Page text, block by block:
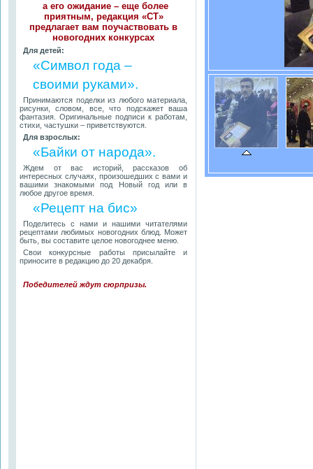
а его ожидание – еще более
приятным, редакция «СТ»
предлагает вам поучаствовать в
новогодних конкурсах
Для детей:
«Символ года –
своими руками».
Принимаются поделки из любого материала,
рисунки, словом, все, что подскажет ваша
фантазия. Оригинальные подписи к работам,
стихи, частушки – приветствуются.
Для взрослых:
«Байки от народа».
Ждем от вас историй, рассказов об
интересных случаях, произошедших с вами и
вашими знакомыми под Новый год или в
любое другое время.
«Рецепт на бис»
Поделитесь с нами и нашими читателями
рецептами любимых новогодних блюд. Может
быть, вы составите целое новогоднее меню.
Свои конкурсные работы присылайте и
приносите в редакцию до 20 декабря.
Победителей ждут сюрпризы.